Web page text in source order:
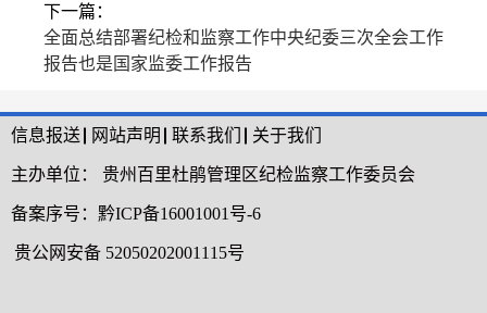
下一篇：
全面总结部署纪检和监察工作中央纪委三次全会工作
报告也是国家监委工作报告
信息报送 网站声明 联系我们 关于我们
主办单位： 贵州百里杜鹃管理区纪检监察工作委员会
备案序号： 黔ICP备16001001号-6
贵公网安备 52050202001115号